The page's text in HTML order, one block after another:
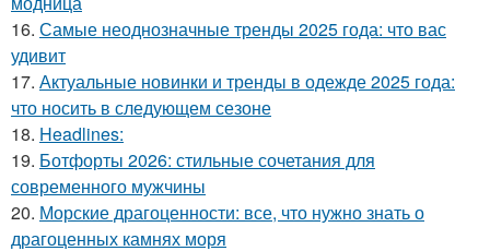
16. Самые неоднозначные тренды 2025 года: что вас
удивит
17. Актуальные новинки и тренды в одежде 2025 года:
что носить в следующем сезоне
18. Headlines:
19. Ботфорты 2026: стильные сочетания для
современного мужчины
20. Морские драгоценности: все, что нужно знать о
драгоценных камнях моря